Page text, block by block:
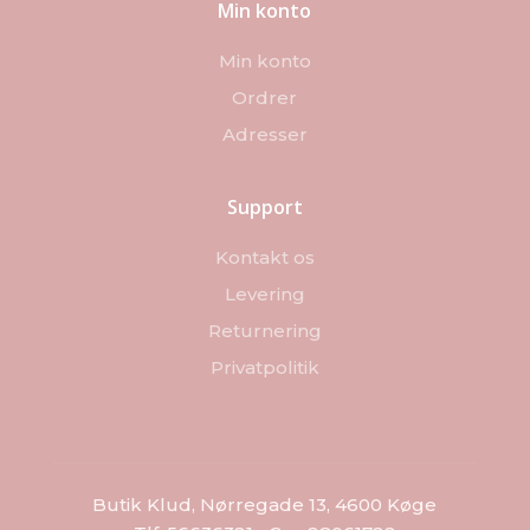
Min konto
Min konto
Ordrer
Adresser
Support
Kontakt os
Levering
Returnering
Privatpolitik
Butik Klud, Nørregade 13, 4600 Køge